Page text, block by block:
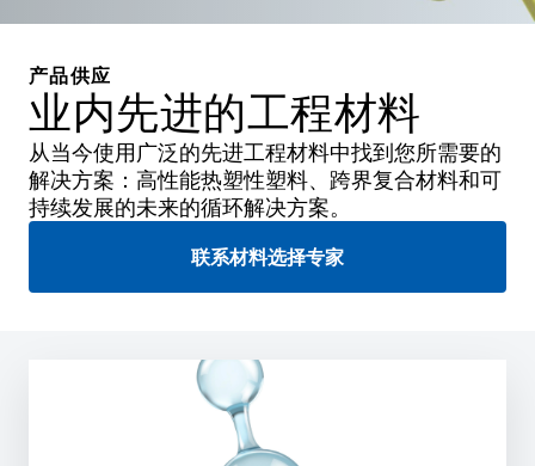
产品供应
业内先进的工程材料
从当今使用广泛的先进工程材料中找到您所需要的
解决方案：高性能热塑性塑料、跨界复合材料和可
持续发展的未来的循环解决方案。
联系材料选择专家